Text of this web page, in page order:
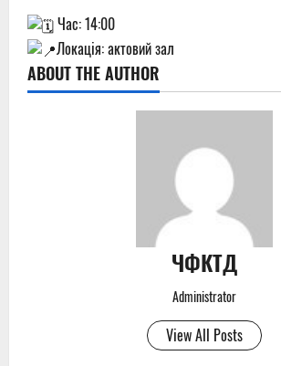
Час: 14:00
Локація: актовий зал
ABOUT THE AUTHOR
ЧФКТД
Administrator
View All Posts